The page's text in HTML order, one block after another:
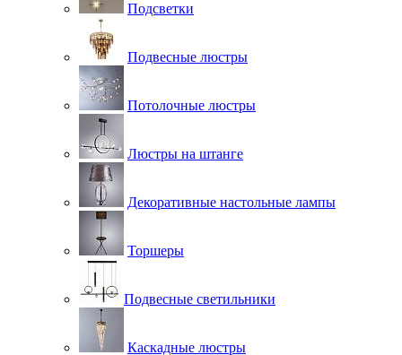
Подсветки
Подвесные люстры
Потолочные люстры
Люстры на штанге
Декоративные настольные лампы
Торшеры
Подвесные светильники
Каскадные люстры